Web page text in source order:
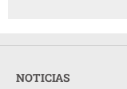
NOTICIAS